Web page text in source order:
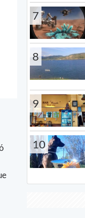
7
8
9
10